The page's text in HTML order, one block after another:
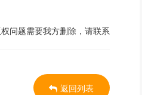
问题需要我方删除，请联系
返回列表